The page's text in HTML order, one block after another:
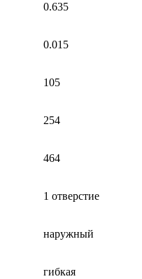
0.635
0.015
105
254
464
1 отверстие
наружный
гибкая